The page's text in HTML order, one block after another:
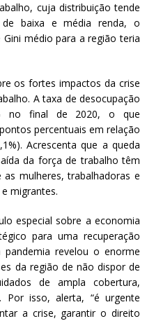
cuja distribuição tende
baixa e média renda, o
médio para a região teria
os fortes impactos da crise
A taxa de desocupação
no final de 2020, o que
percentuais em relação
Acrescenta que a queda
da força de trabalho têm
mulheres, trabalhadoras e
migrantes.
especial sobre a economia
para uma recuperação
revelou o enorme
da região de não dispor de
de ampla cobertura,
Por isso, alerta, “é urgente
a crise, garantir o direito